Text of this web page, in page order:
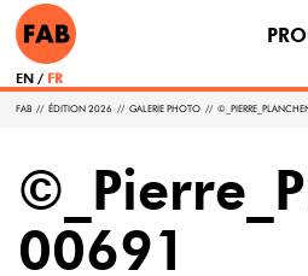
EN FR
FAB // ÉDITION 2026 // GALERIE PHOTO //
00691